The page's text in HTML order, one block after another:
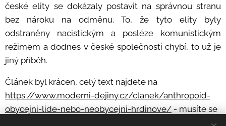
české elity se dokázaly postavit na správnou stranu
bez nároku na odměnu. To, že tyto elity byly
odstraněny nacistickým a posléze komunistickým
režimem a dodnes v české společnosti chybí, to už je
jiný příběh.
Článek byl krácen, celý text najdete na
https://www.moderni-dejiny.cz/clanek/anthropoid-
obycejni-lide-nebo-neobycejni-hrdinove/ - musíte se